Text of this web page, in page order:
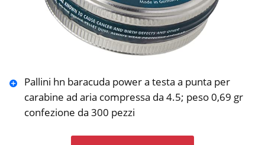
Pallini hn baracuda power a testa a punta per
carabine ad aria compressa da 4.5; peso 0,69 gr
confezione da 300 pezzi